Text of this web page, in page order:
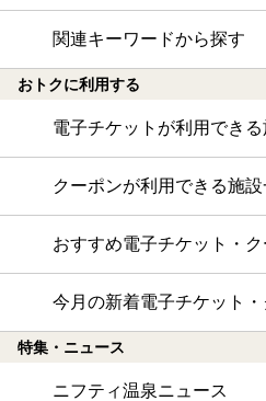
関連キーワードから探す
おトクに利用する
電子チケットが利用でき
クーポンが利用できる施設
おすすめ電子チケット・
今月の新着電子チケット
特集・ニュース
ニフティ温泉ニュース